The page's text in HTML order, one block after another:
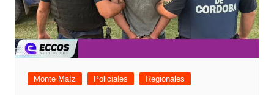
Monte Maíz Policiales Regionales